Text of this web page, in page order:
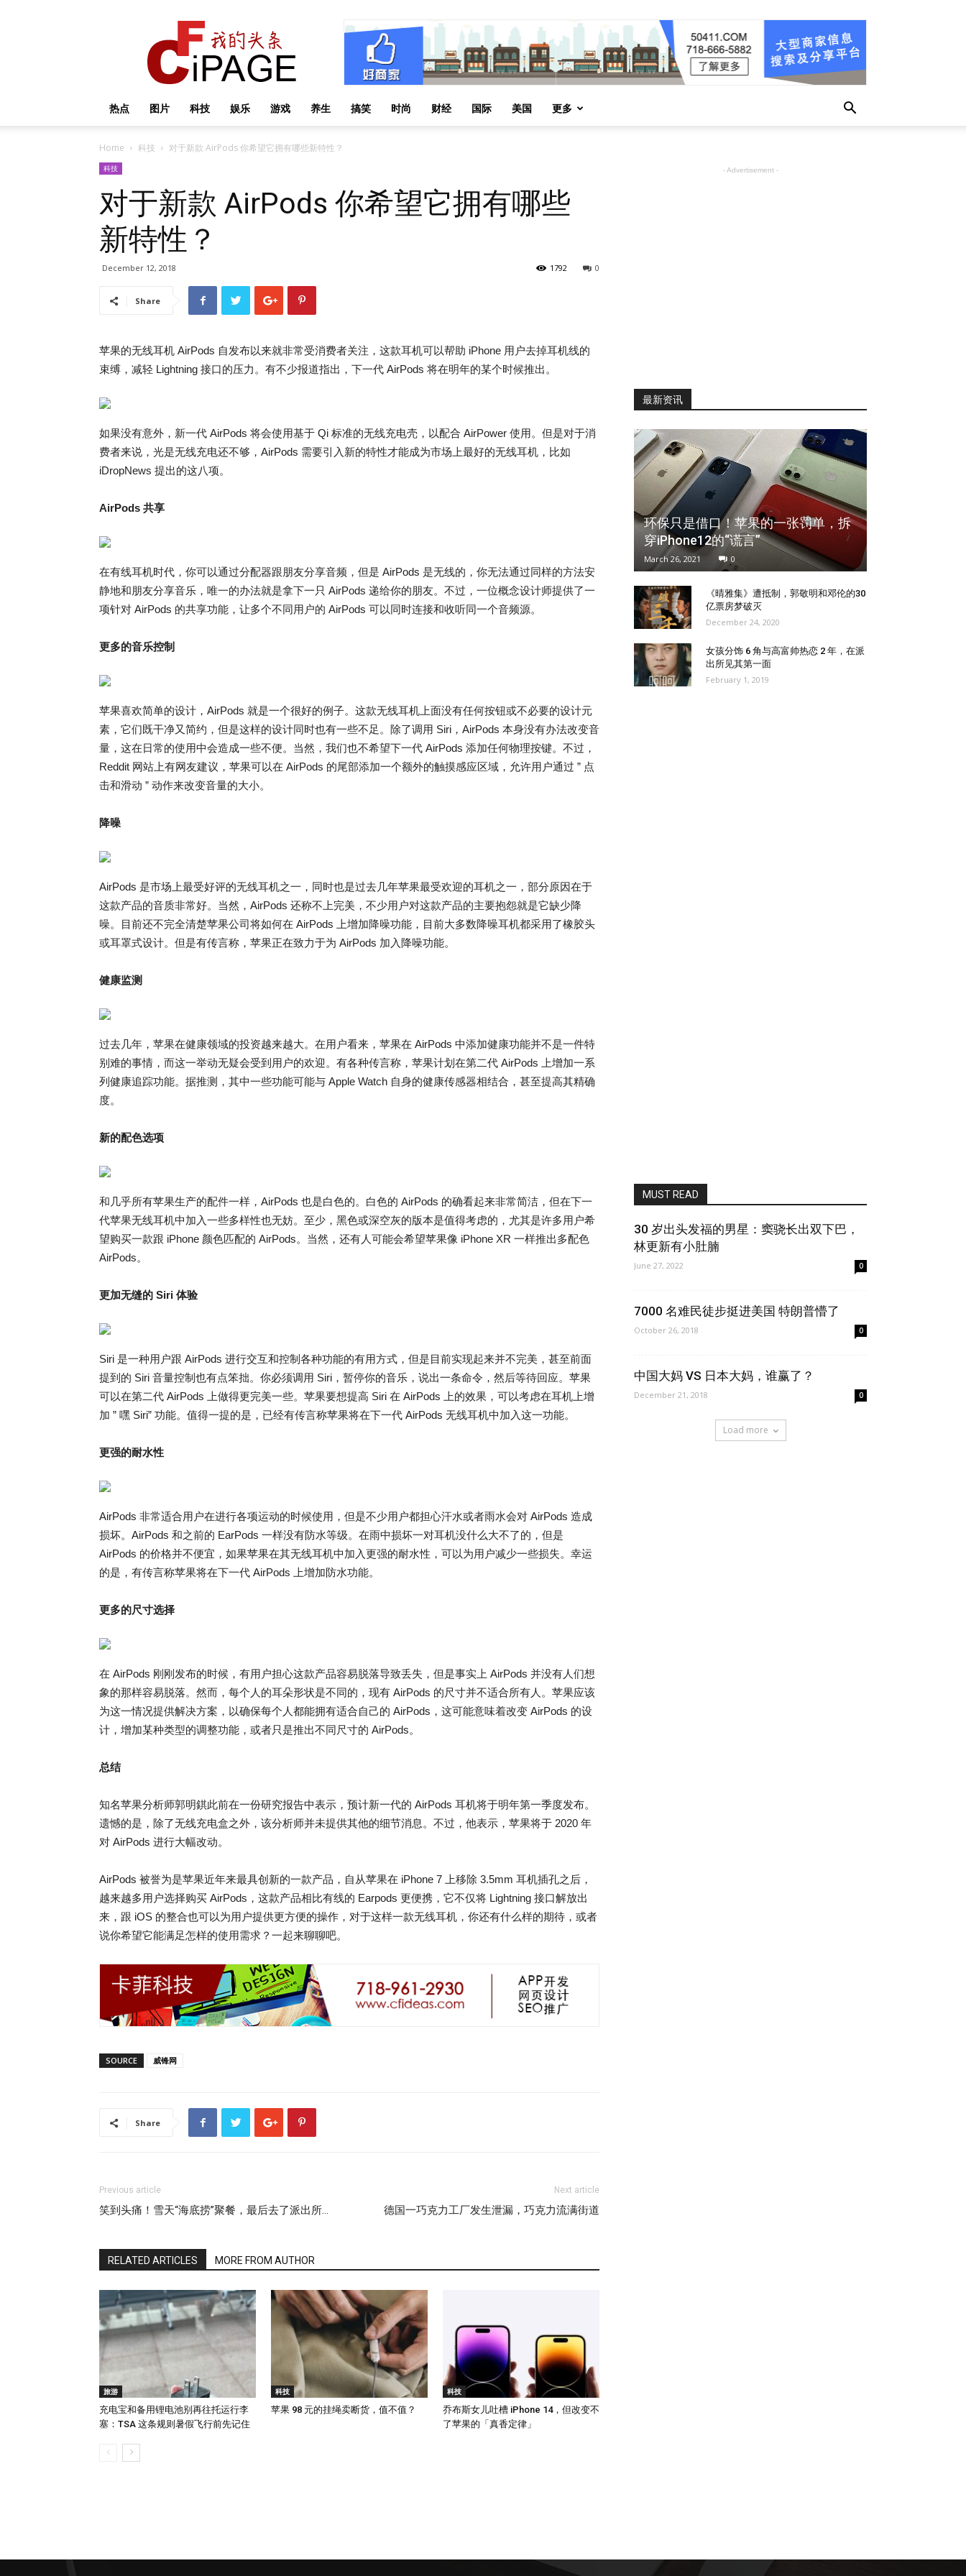
热点 图片 科技 娱乐 游戏 养生 搞笑 时尚 财经 国际 美国 更多
Home 科技 对于新款 AirPods 你希望它拥有哪些新特性？
科技
对于新款 AirPods 你希望它拥有哪些
新特性？
December 12, 2018 0
1792
Share
苹果的无线耳机 AirPods 自发布以来就非常受消费者关注，这款耳机可以帮助 iPhone 用户去掉耳机线的
束缚，减轻 Lightning 接口的压力。有不少报道指出，下一代 AirPods 将在明年的某个时候推出。
如果没有意外，新一代 AirPods 将会使用基于 Qi 标准的无线充电壳，以配合 AirPower 使用。但是对于消
费者来说，光是无线充电还不够，AirPods 需要引入新的特性才能成为市场上最好的无线耳机，比如
iDropNews 提出的这八项。
AirPods 共享
在有线耳机时代，你可以通过分配器跟朋友分享音频，但是 AirPods 是无线的，你无法通过同样的方法安
静地和朋友分享音乐，唯一的办法就是拿下一只 AirPods 递给你的朋友。不过，一位概念设计师提供了一
项针对 AirPods 的共享功能，让多个不同用户的 AirPods 可以同时连接和收听同一个音频源。
更多的音乐控制
苹果喜欢简单的设计，AirPods 就是一个很好的例子。这款无线耳机上面没有任何按钮或不必要的设计元
素，它们既干净又简约，但是这样的设计同时也有一些不足。除了调用 Siri，AirPods 本身没有办法改变音
量，这在日常的使用中会造成一些不便。当然，我们也不希望下一代 AirPods 添加任何物理按键。不过，
Reddit 网站上有网友建议，苹果可以在 AirPods 的尾部添加一个额外的触摸感应区域，允许用户通过 ” 点
击和滑动 ” 动作来改变音量的大小。
降噪
AirPods 是市场上最受好评的无线耳机之一，同时也是过去几年苹果最受欢迎的耳机之一，部分原因在于
这款产品的音质非常好。当然，AirPods 还称不上完美，不少用户对这款产品的主要抱怨就是它缺少降
噪。目前还不完全清楚苹果公司将如何在 AirPods 上增加降噪功能，目前大多数降噪耳机都采用了橡胶头
或耳罩式设计。但是有传言称，苹果正在致力于为 AirPods 加入降噪功能。
健康监测
过去几年，苹果在健康领域的投资越来越大。在用户看来，苹果在 AirPods 中添加健康功能并不是一件特
别难的事情，而这一举动无疑会受到用户的欢迎。有各种传言称，苹果计划在第二代 AirPods 上增加一系
列健康追踪功能。据推测，其中一些功能可能与 Apple Watch 自身的健康传感器相结合，甚至提高其精确
度。
新的配色选项
和几乎所有苹果生产的配件一样，AirPods 也是白色的。白色的 AirPods 的确看起来非常简洁，但在下一
代苹果无线耳机中加入一些多样性也无妨。至少，黑色或深空灰的版本是值得考虑的，尤其是许多用户希
望购买一款跟 iPhone 颜色匹配的 AirPods。当然，还有人可能会希望苹果像 iPhone XR 一样推出多配色
AirPods。
更加无缝的 Siri 体验
Siri 是一种用户跟 AirPods 进行交互和控制各种功能的有用方式，但是目前实现起来并不完美，甚至前面
提到的 Siri 音量控制也有点笨拙。你必须调用 Siri，暂停你的音乐，说出一条命令，然后等待回应。苹果
可以在第二代 AirPods 上做得更完美一些。苹果要想提高 Siri 在 AirPods 上的效果，可以考虑在耳机上增
加 ” 嘿 Siri” 功能。值得一提的是，已经有传言称苹果将在下一代 AirPods 无线耳机中加入这一功能。
更强的耐水性
AirPods 非常适合用户在进行各项运动的时候使用，但是不少用户都担心汗水或者雨水会对 AirPods 造成
损坏。AirPods 和之前的 EarPods 一样没有防水等级。在雨中损坏一对耳机没什么大不了的，但是
AirPods 的价格并不便宜，如果苹果在其无线耳机中加入更强的耐水性，可以为用户减少一些损失。幸运
的是，有传言称苹果将在下一代 AirPods 上增加防水功能。
更多的尺寸选择
在 AirPods 刚刚发布的时候，有用户担心这款产品容易脱落导致丢失，但是事实上 AirPods 并没有人们想
象的那样容易脱落。然而，每个人的耳朵形状是不同的，现有 AirPods 的尺寸并不适合所有人。苹果应该
为这一情况提供解决方案，以确保每个人都能拥有适合自己的 AirPods，这可能意味着改变 AirPods 的设
计，增加某种类型的调整功能，或者只是推出不同尺寸的 AirPods。
总结
知名苹果分析师郭明錤此前在一份研究报告中表示，预计新一代的 AirPods 耳机将于明年第一季度发布。
遗憾的是，除了无线充电盒之外，该分析师并未提供其他的细节消息。不过，他表示，苹果将于 2020 年
对 AirPods 进行大幅改动。
AirPods 被誉为是苹果近年来最具创新的一款产品，自从苹果在 iPhone 7 上移除 3.5mm 耳机插孔之后，
越来越多用户选择购买 AirPods，这款产品相比有线的 Earpods 更便携，它不仅将 Lightning 接口解放出
来，跟 iOS 的整合也可以为用户提供更方便的操作，对于这样一款无线耳机，你还有什么样的期待，或者
说你希望它能满足怎样的使用需求？一起来聊聊吧。
SOURCE 威锋网
Share
Previous article
笑到头痛！雪天“海底捞”聚餐，最后去了派出所…
Next article
德国一巧克力工厂发生泄漏，巧克力流满街道
RELATED ARTICLES MORE FROM AUTHOR
旅游
充电宝和备用锂电池别再往托运行李
塞：TSA 这条规则暑假飞行前先记住
科技
苹果 98 元的挂绳卖断货，值不值？
科技
乔布斯女儿吐槽 iPhone 14，但改变不
了苹果的「真香定律」
- Advertisement -
最新资讯
环保只是借口！苹果的一张罚单，拆
穿iPhone12的“谎言”
March 26, 2021 0
《晴雅集》遭抵制，郭敬明和邓伦的30
亿票房梦破灭
December 24, 2020
女孩分饰 6 角与高富帅热恋 2 年，在派
出所见其第一面
February 1, 2019
MUST READ
30 岁出头发福的男星：窦骁长出双下巴，
林更新有小肚腩
June 27, 2022 0
7000 名难民徒步挺进美国 特朗普懵了
October 26, 2018 0
中国大妈 VS 日本大妈，谁赢了？
December 21, 2018 0
Load more